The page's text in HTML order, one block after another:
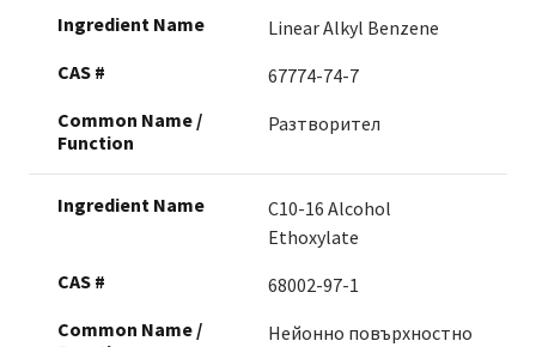
Linear Alkyl Benzene
67774-74-7
Разтворител
C10-16 Alcohol
Ethoxylate
68002-97-1
Нейонно повърхностно